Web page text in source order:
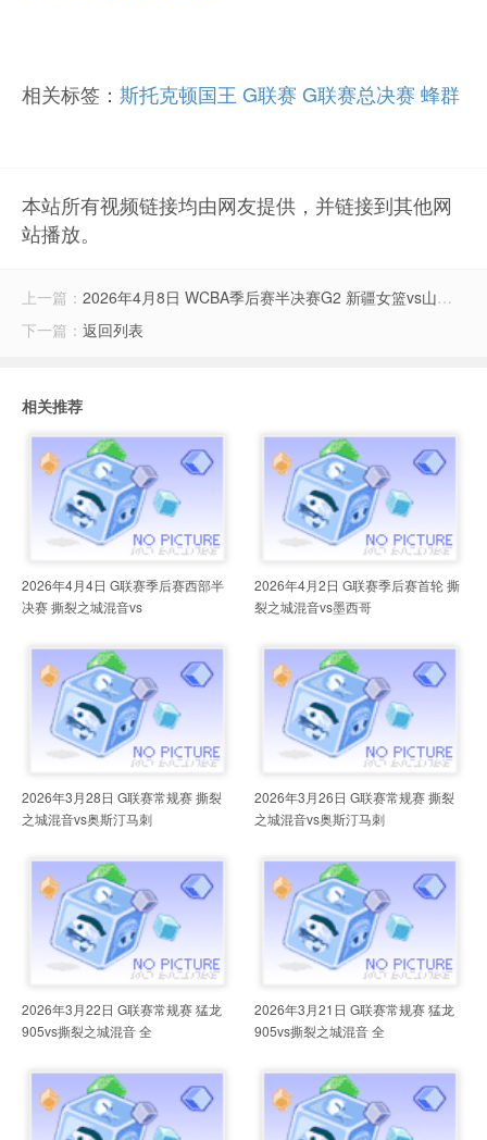
相关标签： 斯托克顿国王 G联赛 G联赛总决赛 蜂群
本站所有视频链接均由网友提供，并链接到其他网
站播放。
上一篇： 2026年4月8日 WCBA季后赛半决赛G2 新疆女篮vs山西女篮 全场录像
下一篇： 返回列表
相关推荐
2026年4月4日 G联赛季后赛西部半
决赛 撕裂之城混音vs
2026年4月2日 G联赛季后赛首轮 撕
裂之城混音vs墨西哥
2026年3月28日 G联赛常规赛 撕裂
之城混音vs奥斯汀马刺
2026年3月26日 G联赛常规赛 撕裂
之城混音vs奥斯汀马刺
2026年3月22日 G联赛常规赛 猛龙
905vs撕裂之城混音 全
2026年3月21日 G联赛常规赛 猛龙
905vs撕裂之城混音 全